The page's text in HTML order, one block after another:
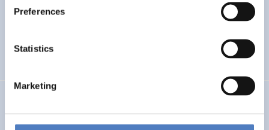
Preferences
Statistics
Marketing
and Innovation
WISSENSCHAFTS-, TECHNOLOGIE- UND INNOVATIONSPOLITIK